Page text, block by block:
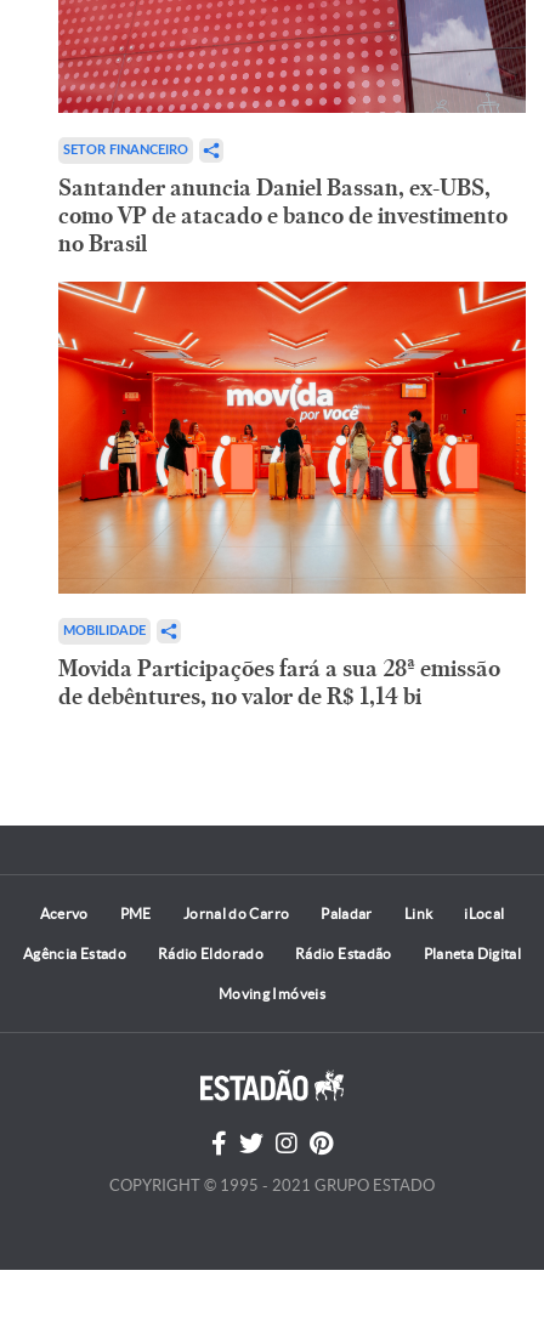
SETOR FINANCEIRO
Santander anuncia Daniel Bassan, ex-UBS,
como VP de atacado e banco de investimento
no Brasil
MOBILIDADE
Movida Participações fará a sua 28ª emissão
de debêntures, no valor de R$ 1,14 bi
Acervo PME Jornal do Carro Paladar Link iLocal
Agência Estado Rádio Eldorado Rádio Estadão Planeta Digital
Moving Imóveis
COPYRIGHT © 1995 - 2021 GRUPO ESTADO